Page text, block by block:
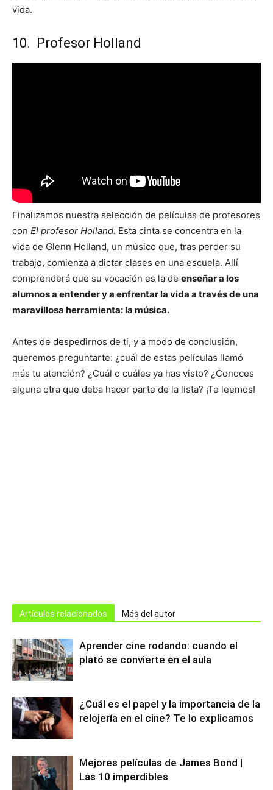
vida.
10. Profesor Holland
Finalizamos nuestra selección de películas de profesores
con El profesor Holland. Esta cinta se concentra en la
vida de Glenn Holland, un músico que, tras perder su
trabajo, comienza a dictar clases en una escuela. Allí
comprenderá que su vocación es la de enseñar a los
alumnos a entender y a enfrentar la vida a través de una
maravillosa herramienta: la música.
Antes de despedirnos de ti, y a modo de conclusión,
queremos preguntarte: ¿cuál de estas películas llamó
más tu atención? ¿Cuál o cuáles ya has visto? ¿Conoces
alguna otra que deba hacer parte de la lista? ¡Te leemos!
Artículos relacionados Más del autor
Aprender cine rodando: cuando el
plató se convierte en el aula
¿Cuál es el papel y la importancia de la
relojería en el cine? Te lo explicamos
Mejores películas de James Bond |
Las 10 imperdibles